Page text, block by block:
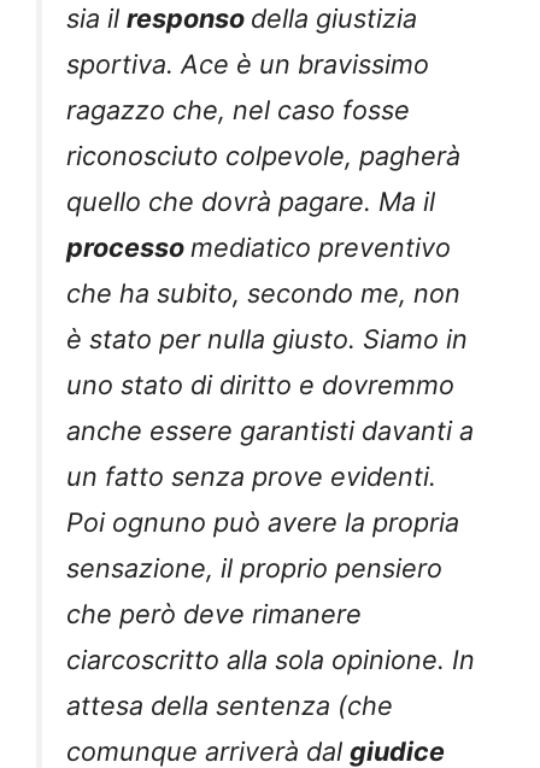
sia il responso della giustizia
sportiva. Ace è un bravissimo
ragazzo che, nel caso fosse
riconosciuto colpevole, pagherà
quello che dovrà pagare. Ma il
processo mediatico preventivo
che ha subito, secondo me, non
è stato per nulla giusto. Siamo in
uno stato di diritto e dovremmo
anche essere garantisti davanti a
un fatto senza prove evidenti.
Poi ognuno può avere la propria
sensazione, il proprio pensiero
che però deve rimanere
ciarcoscritto alla sola opinione. In
attesa della sentenza (che
comunque arriverà dal giudice